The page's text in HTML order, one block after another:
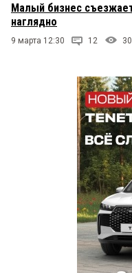
Малый бизнес
наглядно
9 марта 12:30 12